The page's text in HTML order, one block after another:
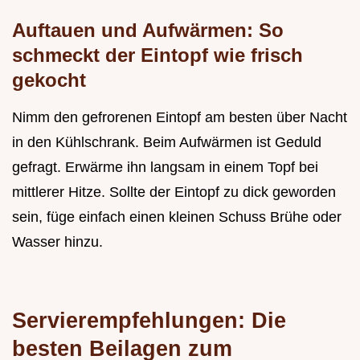
Auftauen und Aufwärmen: So
schmeckt der Eintopf wie frisch
gekocht
Nimm den gefrorenen Eintopf am besten über Nacht
in den Kühlschrank. Beim Aufwärmen ist Geduld
gefragt. Erwärme ihn langsam in einem Topf bei
mittlerer Hitze. Sollte der Eintopf zu dick geworden
sein, füge einfach einen kleinen Schuss Brühe oder
Wasser hinzu.
Servierempfehlungen: Die
besten Beilagen zum